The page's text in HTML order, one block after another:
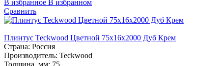
В избранное В избранном
Сравнить
Плинтус Teckwood Цветной 75х16х2000 Дуб Крем
Страна: Россия
Производитель: Teckwood
Толщина, мм: 75